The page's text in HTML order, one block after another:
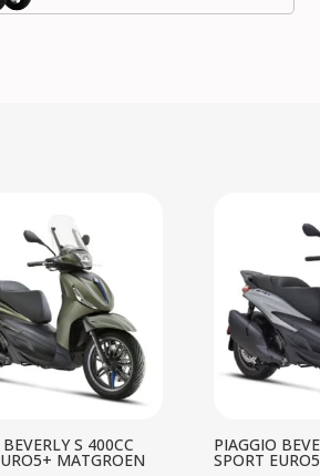
S 400CC
MATGROEN
PIAGGIO
SPORT